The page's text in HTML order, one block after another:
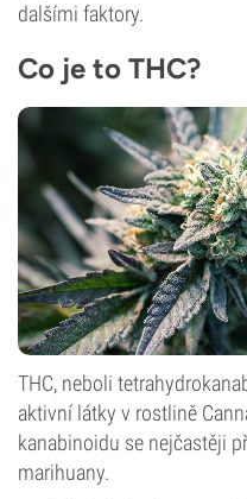
dalšími faktory.
Co je to THC?
THC, neboli
aktivní látky v rostlině
kanabinoidu se nejčastěji
marihuany.